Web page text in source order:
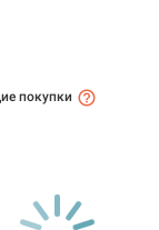
покупки